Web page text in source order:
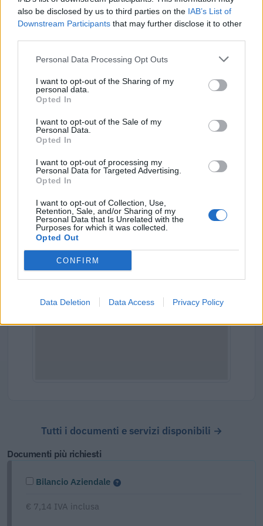
also be disclosed by us to third parties on the IAB’s List of
Downstream Participants that may further disclose it to other
Personal Data Processing Opt Outs
I want to opt-out of the Sharing of my
personal data.
Opted In
I want to opt-out of the Sale of my
Personal Data.
Opted In
I want to opt-out of processing my
Personal Data for Targeted Advertising.
Opted In
I want to opt-out of Collection, Use,
Retention, Sale, and/or Sharing of my
Personal Data that Is Unrelated with the
Purposes for which it was collected.
Opted Out
CONFIRM
Data Deletion Data Access Privacy Policy
calcolata su 16 imprese.
Elaborazione sui bilanci depositati (Registro Imprese). Mediana per
divisione ATECO e provincia.
Indirizzo:Piazza Biancani 23-24, 12100
Comune: Cuneo
Regione:Piemonte
Tutti i documenti e servizi disponibili →
Documenti più richiesti
Bilancio Aziendale
€ 7,14 IVA inclusa